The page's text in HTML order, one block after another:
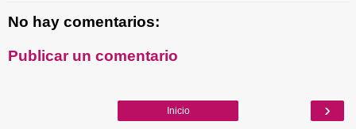
No hay comentarios:
Publicar un comentario
›
Inicio